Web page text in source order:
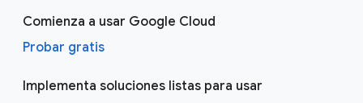
Comienza a usar Google Cloud
Probar gratis
Implementa soluciones listas para usar